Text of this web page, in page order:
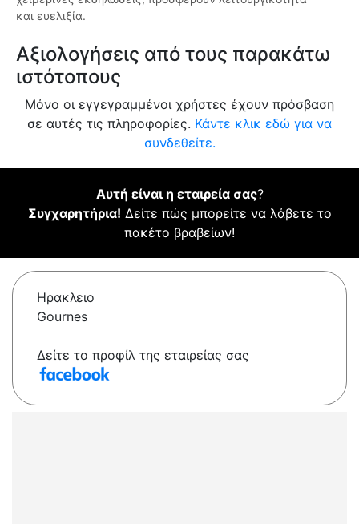
και ευελιξία.
Αξιολογήσεις από τους παρακάτω
ιστότοπους
Μόνο οι εγγεγραμμένοι χρήστες έχουν πρόσβαση
σε αυτές τις πληροφορίες. Κάντε κλικ εδώ για να
συνδεθείτε.
Αυτή είναι η εταιρεία σας?
Συγχαρητήρια! Δείτε πώς μπορείτε να λάβετε το
πακέτο βραβείων!
Ηρακλειο
Gournes
Δείτε το προφίλ της εταιρείας σας